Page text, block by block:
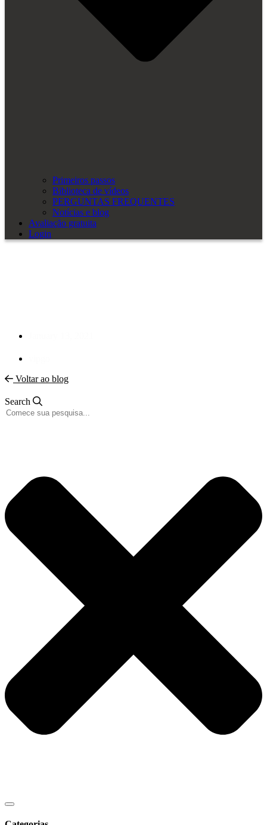
Primeiros passos
Biblioteca de vídeos
PERGUNTAS FREQUENTES
Notícias e blog
Avaliação gratuita
Login
Voltar ao blog
Search